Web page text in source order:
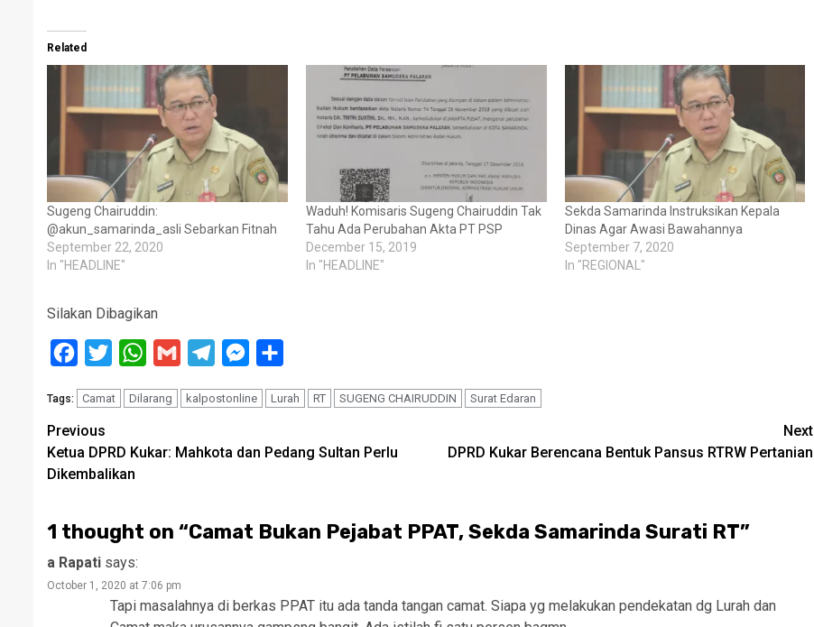
Related
Sugeng Chairuddin:
@akun_samarinda_asli Sebarkan Fitnah
September 22, 2020
In "HEADLINE"
Waduh! Komisaris Sugeng Chairuddin Tak
Tahu Ada Perubahan Akta PT PSP
December 15, 2019
In "HEADLINE"
Sekda Samarinda Instruksikan Kepala
Dinas Agar Awasi Bawahannya
September 7, 2020
In "REGIONAL"
Silakan Dibagikan
Facebook
Twitter WhatsApp
Gmail TelegramMessenger
Tags: Camat Dilarang kalpostonline Lurah RT SUGENG CHAIRUDDIN Surat Edaran
Post
navigation
Previous
Ketua DPRD Kukar: Mahkota dan Pedang Sultan Perlu
Dikembalikan
Next
DPRD Kukar Berencana Bentuk Pansus RTRW Pertanian
1 thought on “Camat Bukan Pejabat PPAT, Sekda Samarinda Surati RT”
a Rapati says:
October 1, 2020 at 7:06 pm
Tapi masalahnya di berkas PPAT itu ada tanda tangan camat. Siapa yg melakukan pendekatan dg Lurah dan